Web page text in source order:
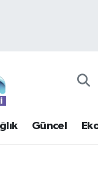
Güncel